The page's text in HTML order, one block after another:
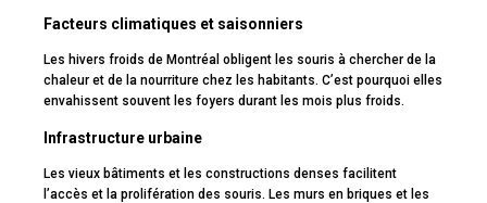
Facteurs climatiques et saisonniers
Les hivers froids de Montréal obligent les souris à chercher de la
chaleur et de la nourriture chez les habitants. C’est pourquoi elles
envahissent souvent les foyers durant les mois plus froids.
Infrastructure urbaine
Les vieux bâtiments et les constructions denses facilitent
l’accès et la prolifération des souris. Les murs en briques et les